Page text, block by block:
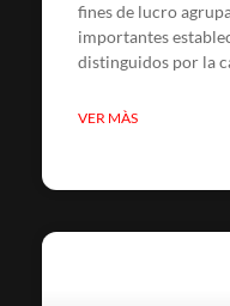
fines de lucro
importantes
distinguidos por la
VER MÀS